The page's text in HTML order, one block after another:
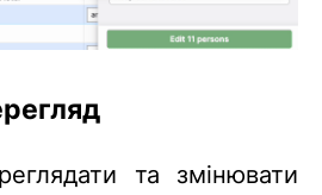
та змінювати